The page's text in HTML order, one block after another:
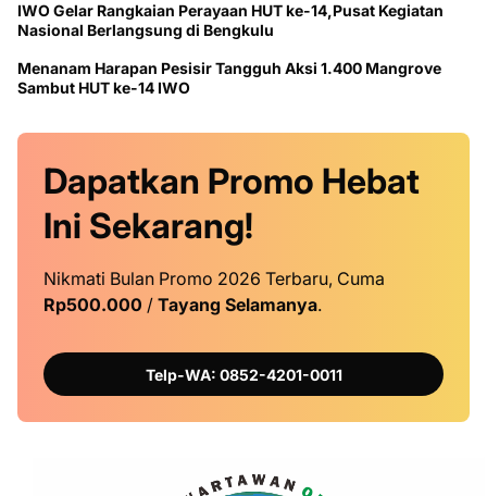
IWO Gelar Rangkaian Perayaan HUT ke-14,Pusat Kegiatan
Nasional Berlangsung di Bengkulu
Menanam Harapan Pesisir Tangguh Aksi 1.400 Mangrove
Sambut HUT ke-14 IWO
Dapatkan Promo Hebat
Ini Sekarang!
Nikmati Bulan Promo 2026 Terbaru, Cuma
Rp500.000 / Tayang Selamanya.
Telp-WA: 0852-4201-0011